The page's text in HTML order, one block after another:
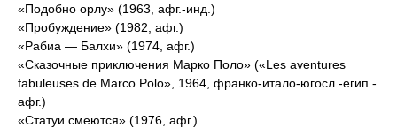
«Подобно орлу» (1963, афг.-инд.)
«Пробуждение» (1982, афг.)
«Рабиа — Балхи» (1974, афг.)
«Сказочные приключения Марко Поло» («Les aventures
fabuleuses de Marco Polo», 1964, франко-итало-югосл.-егип.-
афг.)
«Статуи смеются» (1976, афг.)